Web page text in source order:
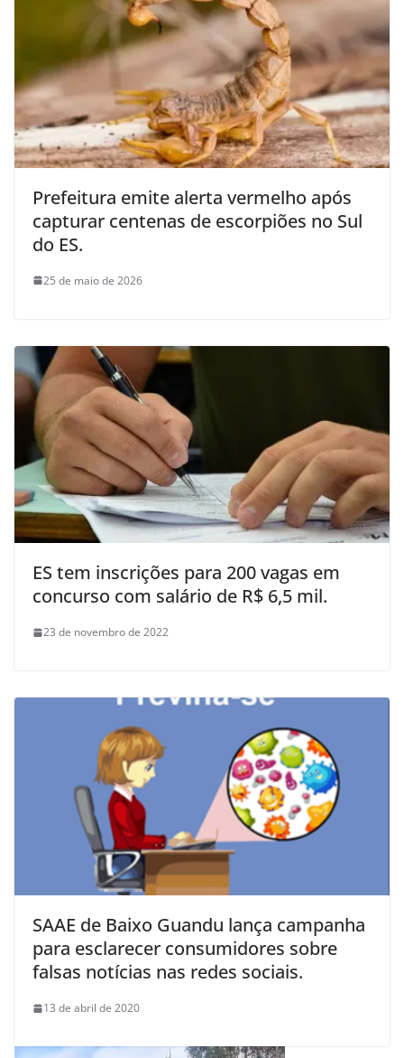
Prefeitura emite alerta vermelho após
capturar centenas de escorpiões no Sul
do ES.
25 de maio de 2026
ES tem inscrições para 200 vagas em
concurso com salário de R$ 6,5 mil.
23 de novembro de 2022
SAAE de Baixo Guandu lança campanha
para esclarecer consumidores sobre
falsas notícias nas redes sociais.
13 de abril de 2020